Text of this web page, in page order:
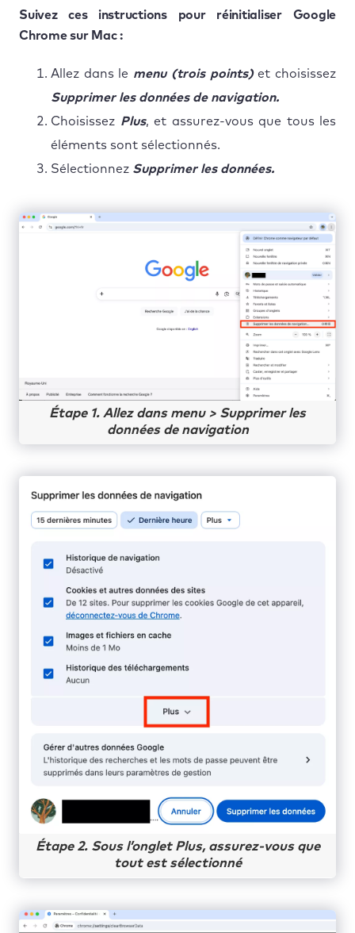
Suivez ces instructions pour réinitialiser Google
Chrome sur Mac :
Allez dans le menu (trois points)et choisissez
Supprimer les données de navigation.
Choisissez Plus, et assurez-vous que tous les
éléments sont sélectionnés.
Sélectionnez Supprimer les données.
Étape 1. Allez dans menu > Supprimer les
données de navigation
Étape 2. Sous l’onglet Plus, assurez-vous que
tout est sélectionné